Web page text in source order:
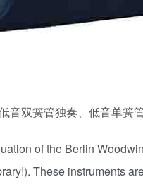
双簧管独奏、低音单簧管
of the Berlin
These instruments